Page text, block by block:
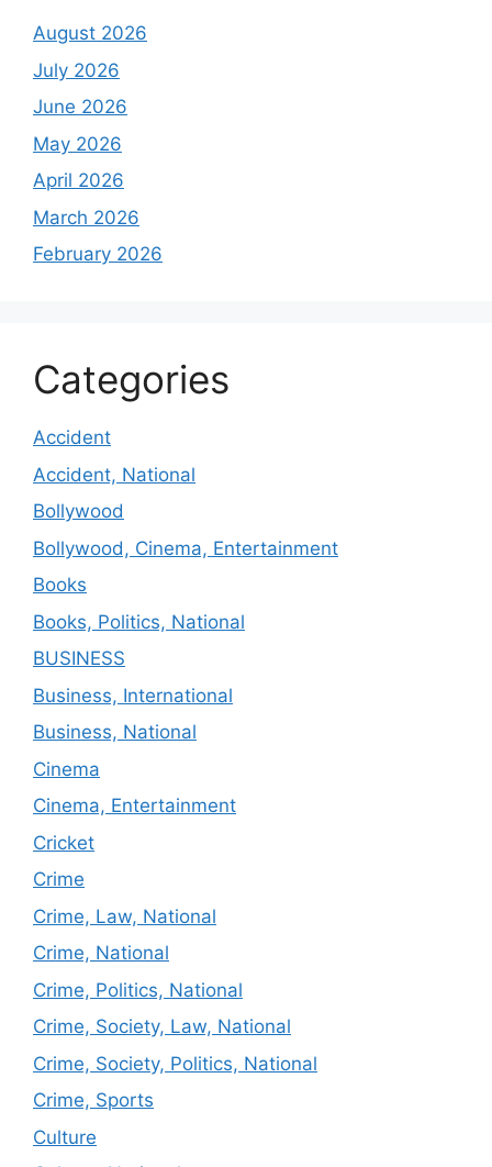
August 2026
July 2026
June 2026
May 2026
April 2026
March 2026
February 2026
Categories
Accident
Accident, National
Bollywood
Bollywood, Cinema, Entertainment
Books
Books, Politics, National
BUSINESS
Business, International
Business, National
Cinema
Cinema, Entertainment
Cricket
Crime
Crime, Law, National
Crime, National
Crime, Politics, National
Crime, Society, Law, National
Crime, Society, Politics, National
Crime, Sports
Culture